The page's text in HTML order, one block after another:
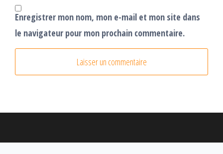
Enregistrer mon nom, mon e-mail et mon site dans
le navigateur pour mon prochain commentaire.